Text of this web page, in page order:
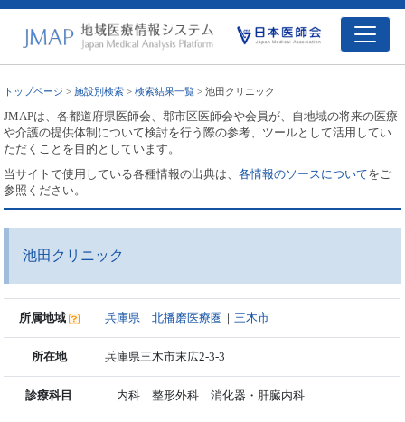
トップページ >施設別検索 >検索結果一覧 > 池田クリニック
JMAPは、各都道府県医師会、郡市区医師会や会員が、自地域の将来の医療
や介護の提供体制について検討を行う際の参考、ツールとして活用してい
ただくことを目的としています。
当サイトで使用している各種情報の出典は、各情報のソースについてをご
参照ください。
池田クリニック
所属地域 兵庫県 ｜北播磨医療圏 ｜ 三木市
所在地 兵庫県三木市末広2-3-3
診療科目 内科 整形外科 消化器・肝臓内科